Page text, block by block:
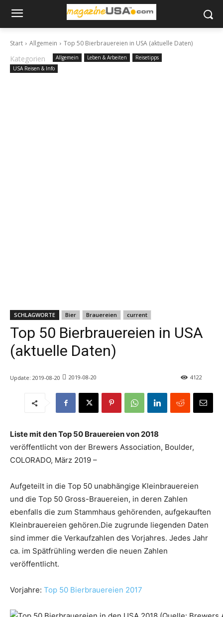
Start Allgemein Top 50 Bierbrauereien in USA (aktuelle Daten)
Kategorien Allgemein Leben & Arbeiten
Reisetipps
USA Reisen & Info
SCHLAGWORTE Bier Brauereien current
Top 50 Bierbrauereien in USA
(aktuelle Daten)
Update: 2019-08-20 2019-08-20 4122
Liste mit den Top 50 Brauereien von 2018
veröffentlicht von der Brewers Association, Boulder,
COLORADO, März 2019 –
Aufgeteilt in die Top 50 unabhängige Kleinbrauereien
und die Top 50 Gross-Brauereien, in deren Zahlen
ebenfalls die zum Stammhaus gehörenden, aufgekauften
Kleinbrauereien gehören.Die zugrunde liegenden Daten
sind immer die Verkaufzahlen des Vorjahres. Jedes Jahr
ca. im Spätfrühling werden die neuen Zahlen
veröffentlicht.
Vorjahre: Top 50 Bierbrauereien 2017